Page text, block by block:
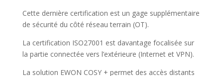
Cette dernière certification est un gage supplémentaire
de sécurité du côté réseau terrain (OT).
La certification ISO27001 est davantage focalisée sur
la partie connectée vers l’extérieure (Internet et VPN).
La solution EWON COSY + permet des accès distants